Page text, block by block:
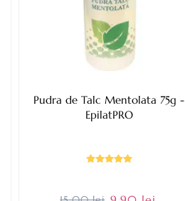
Pudra de Talc Mentolata 75g -
EpilatPRO